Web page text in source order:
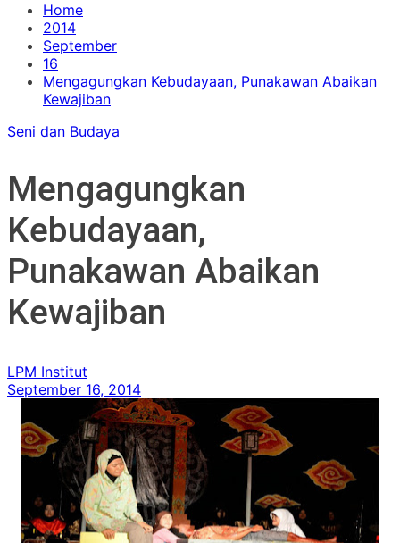
Home
2014
September
16
Mengagungkan Kebudayaan, Punakawan Abaikan
Kewajiban
Seni dan Budaya
Mengagungkan
Kebudayaan,
Punakawan Abaikan
Kewajiban
LPM Institut
September 16, 2014